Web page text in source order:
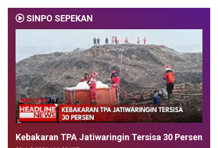
SINPO SEPEKAN
Kebakaran TPA Jatiwaringin Tersisa 30 Persen